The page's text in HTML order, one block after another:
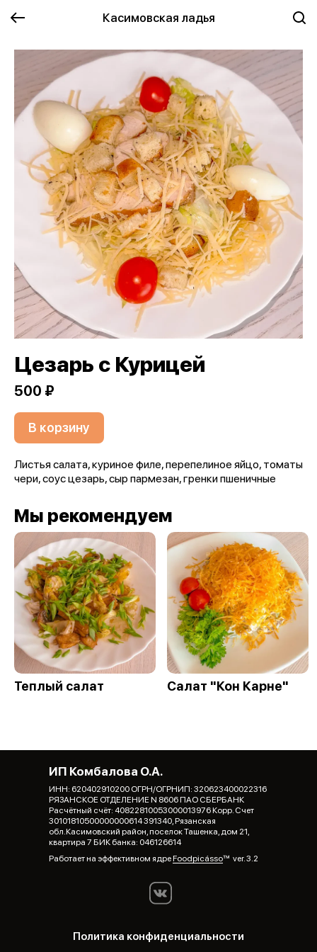
Касимовская ладья
Цезарь с Курицей
500 ₽
В корзину
Листья салата, куриное филе, перепелиное яйцо, томаты
чери, соус цезарь, сыр пармезан, гренки пшеничные
Мы рекомендуем
Теплый салат Салат "Кон Карне"
ИП Комбалова О.А.
ИНН: 620402910200 ОГРН/ОГРНИП: 320623400022316
РЯЗАНСКОЕ ОТДЕЛЕНИЕ N 8606 ПАО СБЕРБАНК
Расчётный счёт: 40822810053000013976 Корр. Счет
30101810500000000614 391340, Рязанская
обл.Касимовский район, поселок Ташенка, дом 21,
квартира 7 БИК банка: 046126614
Работает на эффективном ядреFoodpicássover. 3.2
Политика конфиденциальности